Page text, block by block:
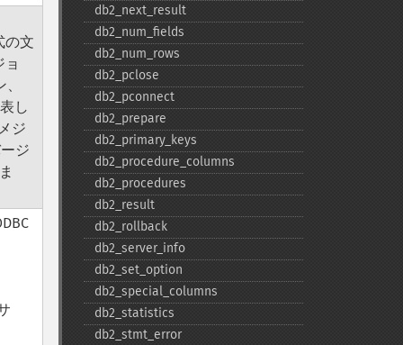
の文
し
ジ
ジ
db2_​next_​result
db2_​num_​fields
db2_​num_​rows
db2_​pclose
db2_​pconnect
db2_​prepare
db2_​primary_​keys
db2_​procedure_​columns
db2_​procedures
db2_​result
db2_​rollback
db2_​server_​info
db2_​set_​option
db2_​special_​columns
db2_​statistics
db2_​stmt_​error